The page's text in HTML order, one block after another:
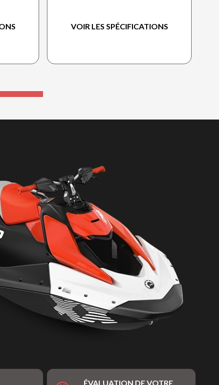
VOIR LES SPÉCIFICATIONS
ÉVALUATION DE VOTRE